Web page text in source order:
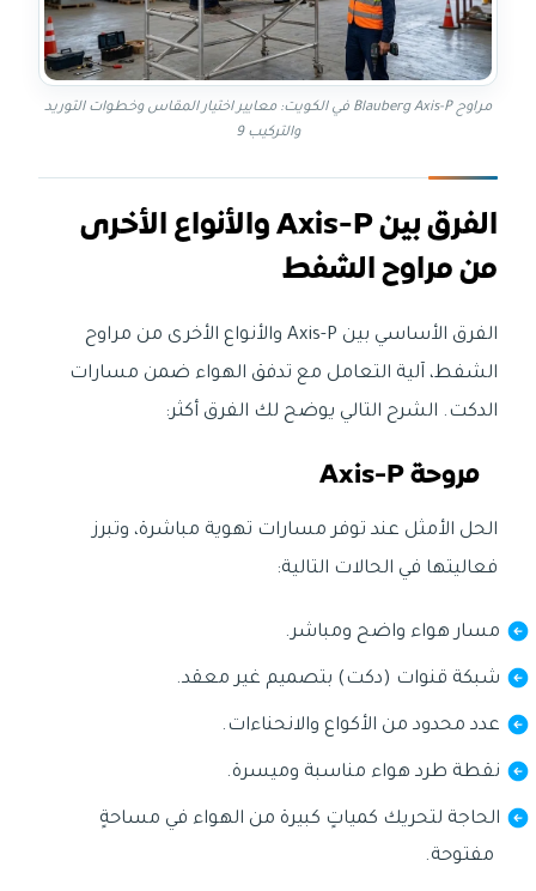
مراوح Blauberg Axis-P في الكويت: معايير اختيار المقاس وخطوات التوريد
والتركيب 9
الفرق بين Axis-P والأنواع الأخرى
من مراوح الشفط
الفرق الأساسي بين Axis-P والأنواع الأخرى من مراوح
الشفط، آلية التعامل مع تدفق الهواء ضمن مسارات
الدكت. الشرح التالي يوضح لك الفرق أكثر:
مروحة Axis-P
الحل الأمثل عند توفر مسارات تهوية مباشرة، وتبرز
فعاليتها في الحالات التالية:
مسار هواء واضح ومباشر.
شبكة قنوات (دكت) بتصميم غير معقد.
عدد محدود من الأكواع والانحناءات.
نقطة طرد هواء مناسبة وميسرة.
الحاجة لتحريك كمياتٍ كبيرة من الهواء في مساحةٍ
مفتوحة.